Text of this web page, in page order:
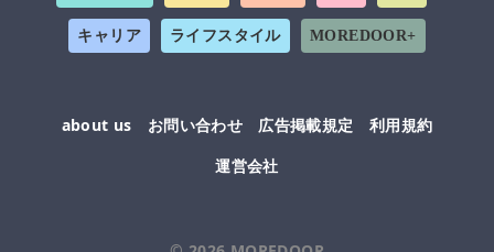
キャリア ライフスタイル MOREDOOR+
about us お問い合わせ 広告掲載規定
利用規約
運営会社